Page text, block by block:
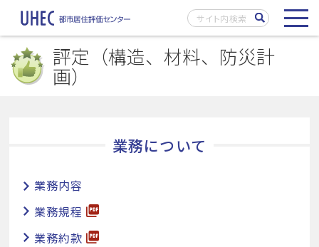
評定（構造、材料、防災計
画）
業務について
業務内容
業務規程
業務約款